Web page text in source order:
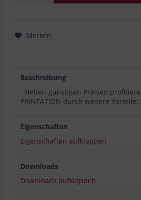
Merken
Beschreibung
Neben günstigen Preisen
PRINTATION durch weitere
Eigenschaften
Eigenschaften aufklappen
Downloads
Downloads aufklappen